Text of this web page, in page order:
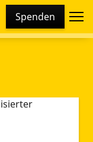
Spenden
und
und